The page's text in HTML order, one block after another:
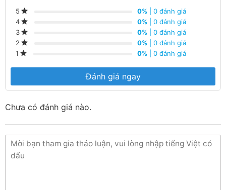
5 0% | 0 đánh giá
4
0% | 0 đánh giá
3
0% | 0 đánh giá
2
0% | 0 đánh giá
1
0% | 0 đánh giá
Đánh giá ngay
Chưa có đánh giá nào.